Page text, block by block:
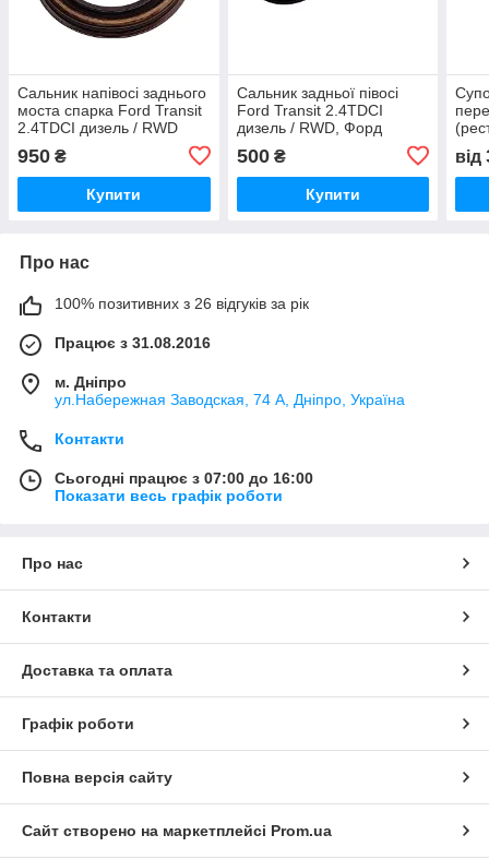
Сальник напівосі заднього
моста спарка Ford Transit
2.4TDCI дизель / RWD
Форд Транзит 2006-2013,
5C161175AA
950 ₴
Купити
Сальник задньої півосі
Ford Transit 2.4TDCI
дизель / RWD, Форд
F75W1177BA
500₴
Купити
від
Про нас
100% позитивних з 26 відгуків за рік
Працює з 31.08.2016
м. Дніпро
ул.Набережная Заводская, 74 А, Дніпро, Україна
Контакти
Сьогодні працює з 07:00 до 16:00
Показати весь графік роботи
Про нас
Контакти
Доставка та оплата
Графік роботи
Повна версія сайту
Сайт створено на маркетплейсі Prom.ua